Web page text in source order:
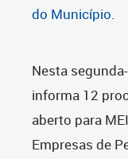
do Município.
Nesta
informa 12
aberto para
Empresas de